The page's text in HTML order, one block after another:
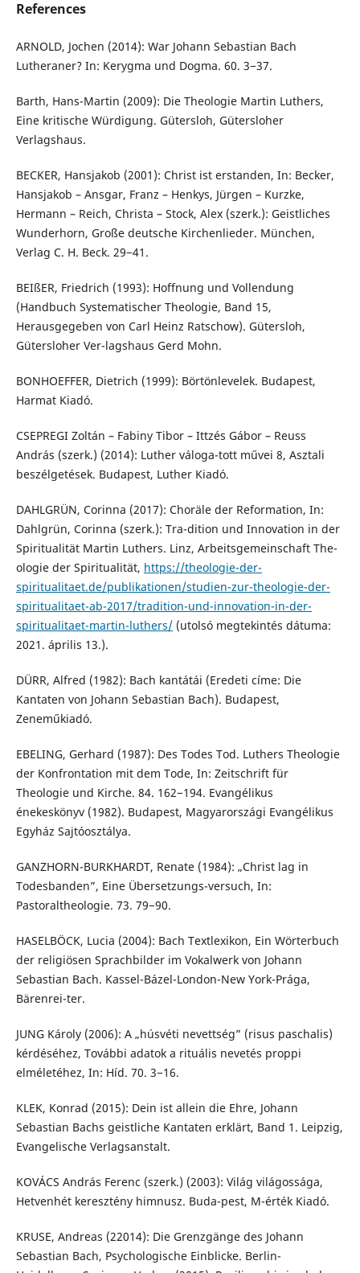
References
ARNOLD, Jochen (2014): War Johann Sebastian Bach
Lutheraner? In: Kerygma und Dogma. 60. 3−37.
Barth, Hans-Martin (2009): Die Theologie Martin Luthers,
Eine kritische Würdigung. Gütersloh, Gütersloher
Verlagshaus.
BECKER, Hansjakob (2001): Christ ist erstanden, In: Becker,
Hansjakob – Ansgar, Franz – Henkys, Jürgen – Kurzke,
Hermann – Reich, Christa – Stock, Alex (szerk.): Geistliches
Wunderhorn, Große deutsche Kirchenlieder. München,
Verlag C. H. Beck. 29−41.
BEIßER, Friedrich (1993): Hoffnung und Vollendung
(Handbuch Systematischer Theologie, Band 15,
Herausgegeben von Carl Heinz Ratschow). Gütersloh,
Gütersloher Ver-lagshaus Gerd Mohn.
BONHOEFFER, Dietrich (1999): Börtönlevelek. Budapest,
Harmat Kiadó.
CSEPREGI Zoltán – Fabiny Tibor – Ittzés Gábor – Reuss
András (szerk.) (2014): Luther váloga-tott művei 8, Asztali
beszélgetések. Budapest, Luther Kiadó.
DAHLGRÜN, Corinna (2017): Choräle der Reformation, In:
Dahlgrün, Corinna (szerk.): Tra-dition und Innovation in der
Spiritualität Martin Luthers. Linz, Arbeitsgemeinschaft The-
ologie der Spiritualität, https://theologie-der-
spiritualitaet.de/publikationen/studien-zur-theologie-der-
spiritualitaet-ab-2017/tradition-und-innovation-in-der-
spiritualitaet-martin-luthers/(utolsó megtekintés dátuma:
2021. április 13.).
DÜRR, Alfred (1982): Bach kantátái (Eredeti címe: Die
Kantaten von Johann Sebastian Bach). Budapest,
Zeneműkiadó.
EBELING, Gerhard (1987): Des Todes Tod. Luthers Theologie
der Konfrontation mit dem Tode, In: Zeitschrift für
Theologie und Kirche. 84. 162−194. Evangélikus
énekeskönyv (1982). Budapest, Magyarországi Evangélikus
Egyház Sajtóosztálya.
GANZHORN-BURKHARDT, Renate (1984): „Christ lag in
Todesbanden”, Eine Übersetzungs-versuch, In:
Pastoraltheologie. 73. 79−90.
HASELBÖCK, Lucia (2004): Bach Textlexikon, Ein Wörterbuch
der religiösen Sprachbilder im Vokalwerk von Johann
Sebastian Bach. Kassel-Bázel-London-New York-Prága,
Bärenrei-ter.
JUNG Károly (2006): A „húsvéti nevettség” (risus paschalis)
kérdéséhez, További adatok a rituális nevetés proppi
elméletéhez, In: Híd. 70. 3−16.
KLEK, Konrad (2015): Dein ist allein die Ehre, Johann
Sebastian Bachs geistliche Kantaten erklärt, Band 1. Leipzig,
Evangelische Verlagsanstalt.
KOVÁCS András Ferenc (szerk.) (2003): Világ világossága,
Hetvenhét keresztény himnusz. Buda-pest, M-érték Kiadó.
KRUSE, Andreas (22014): Die Grenzgänge des Johann
Sebastian Bach, Psychologische Einblicke. Berlin-